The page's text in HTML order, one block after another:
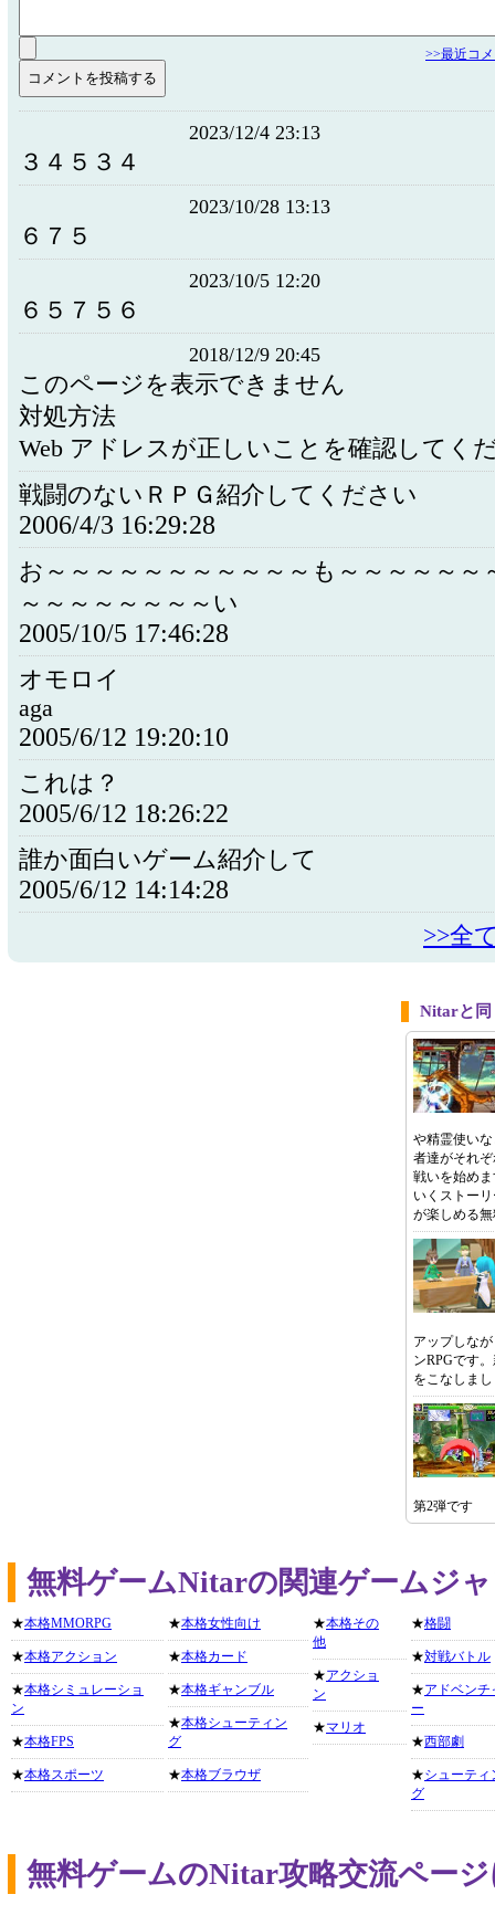
>>最近コ
2023/12/4 23:13
３４５３４
2023/10/28 13:13
６７５
2023/10/5 12:20
６５７５６
2018/12/9 20:45
このページを表示できません
対処方法
Web アドレスが正しいことを確認してく
戦闘のないＲＰＧ紹介してください
2006/4/3 16:29:28
お～～～～～～～～～～～も～～～～～～
～～～～～～～～い
2005/10/5 17:46:28
オモロイ
aga
2005/6/12 19:20:10
これは？
2005/6/12 18:26:22
誰か面白いゲーム紹介して
2005/6/12 14:14:28
>>全
Nitarと同
や精霊使い
者達がそれ
戦いを始め
いくストー
が楽しめる
アップしな
ンRPGです
をこなしま
第2弾です
無料ゲームNitarの関連ゲームジ
★本格MMORPG
★本格アクション
★本格シミュレーショ
ン
★本格FPS
★本格スポーツ
★本格女性向け
★本格カード
★本格ギャンブル
★本格シューティン
グ
★本格ブラウザ
★本格その
他
★アクショ
ン
★マリオ
★格闘
★対戦バトル
★アドベンチ
ー
★西部劇
★シューティ
グ
無料ゲームのNitar攻略交流ペー